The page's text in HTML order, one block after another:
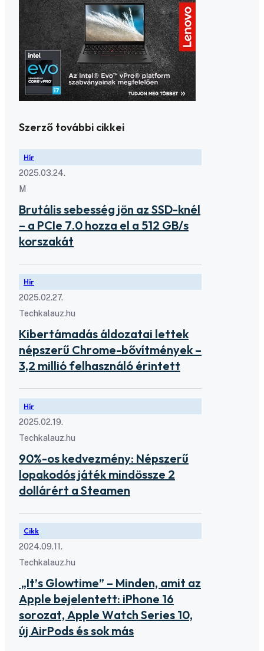
Szerző további cikkei
Hír
2025.03.24.
M
Brutális sebesség jön az SSD-knél
– a PCIe 7.0 hozza el a 512 GB/s
korszakát
Hír
2025.02.27.
Techkalauz.hu
Kibertámadás áldozatai lettek
népszerű Chrome-bővítmények –
3,2 millió felhasználó érintett
Hír
2025.02.19.
Techkalauz.hu
90%-os kedvezmény: Népszerű
lopakodós játék mindössze 2
dollárért a Steamen
Cikk
2024.09.11.
Techkalauz.hu
„It’s Glowtime” – Minden, amit az
Apple bejelentett: iPhone 16
sorozat, Apple Watch Series 10,
új AirPods és sok más